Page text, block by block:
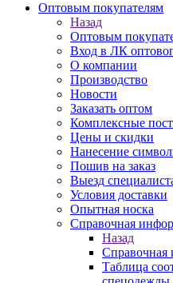
Оптовым покупателям
Назад
Оптовым
Вход в ЛК
О компании
Производство
Новости
Заказать оптом
Комплексные
Цены и скидки
Нанесение
Пошив на заказ
Выезд
Условия доставки
Опытная носка
Справочная
Назад
Справочная
Таблица